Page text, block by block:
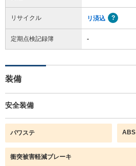
リサイクル リ済込
定期点検記録簿 -
装備
安全装備
パワステ ABS
衝突被害軽減ブレーキ